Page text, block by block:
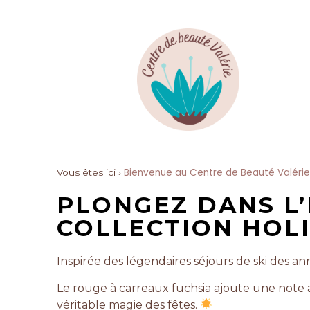
Vous êtes ici › Bienvenue au Centre de Beauté Valérie
PLONGEZ DANS
COLLECTION
Inspirée des légendaires séjours de ski des
Le rouge à carreaux fuchsia ajoute une note
véritable magie des fêtes.